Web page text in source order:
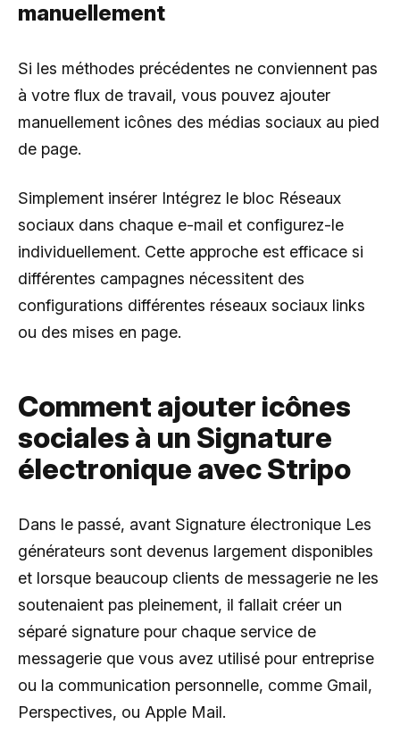
manuellement
Si les méthodes précédentes ne conviennent pas
à votre flux de travail, vous pouvez ajouter
manuellement icônes des médias sociaux au pied
de page.
Simplement insérer Intégrez le bloc Réseaux
sociaux dans chaque e-mail et configurez-le
individuellement. Cette approche est efficace si
différentes campagnes nécessitent des
configurations différentes réseaux sociaux links
ou des mises en page.
Comment ajouter icônes
sociales à un Signature
électronique avec Stripo
Dans le passé, avant Signature électronique Les
générateurs sont devenus largement disponibles
et lorsque beaucoup clients de messagerie ne les
soutenaient pas pleinement, il fallait créer un
séparé signature pour chaque service de
messagerie que vous avez utilisé pour entreprise
ou la communication personnelle, comme Gmail,
Perspectives, ou Apple Mail.